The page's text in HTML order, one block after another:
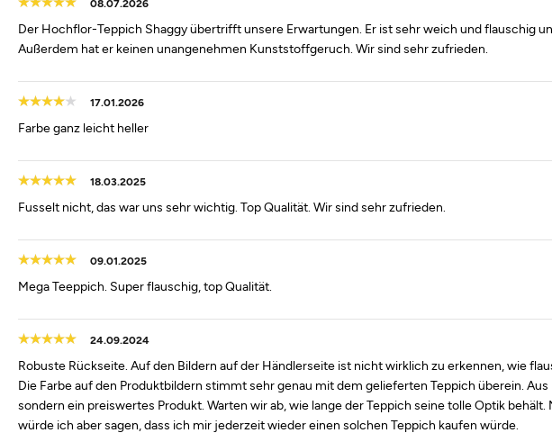
08.07.2026
Der Hochflor-Teppich Shaggy übertrifft unsere Erwartungen. Er ist sehr weich und flauschig
Außerdem hat er keinen unangenehmen Kunststoffgeruch. Wir sind sehr zufrieden.
17.01.2026
Farbe ganz leicht heller
18.03.2025
Fusselt nicht, das war uns sehr wichtig. Top Qualität. Wir sind sehr zufrieden.
09.01.2025
Mega Teeppich. Super flauschig, top Qualität.
24.09.2024
Robuste Rückseite. Auf den Bildern auf der Händlerseite ist nicht wirklich zu erkennen, wie
Die Farbe auf den Produktbildern stimmt sehr genau mit dem gelieferten Teppich überein. Aus
sondern ein preiswertes Produkt. Warten wir ab, wie lange der Teppich seine tolle Optik
würde ich aber sagen, dass ich mir jederzeit wieder einen solchen Teppich kaufen würde.